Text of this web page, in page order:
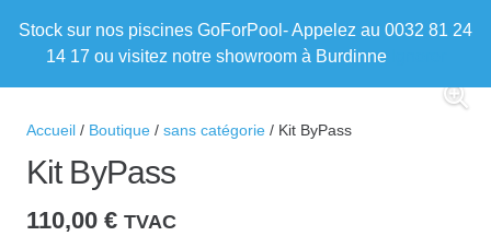
Stock sur nos piscines GoForPool- Appelez au 0032 81 24
14 17 ou visitez notre showroom à Burdinne
Accueil / Boutique / sans catégorie / Kit ByPass
Kit ByPass
110,00 € TVAC